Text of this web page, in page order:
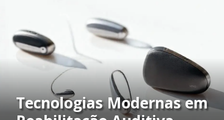
Tecnologias Modernas em